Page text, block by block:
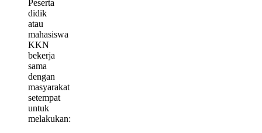
Peserta
didik
atau
mahasiswa
KKN
bekerja
sama
dengan
masyarakat
setempat
untuk
melakukan: